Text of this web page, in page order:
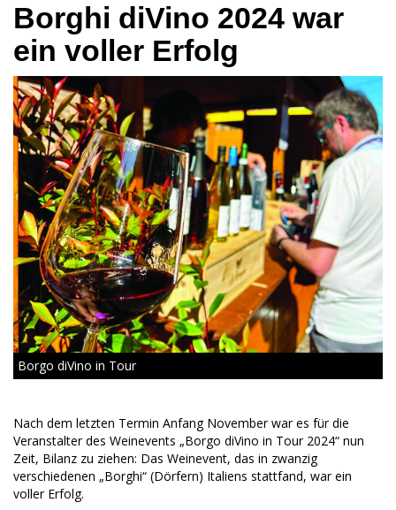
Borghi diVino 2024 war
ein voller Erfolg
Borgo diVino in Tour
Nach dem letzten Termin Anfang November war es für die
Veranstalter des Weinevents „Borgo diVino in Tour 2024“ nun
Zeit, Bilanz zu ziehen: Das Weinevent, das in zwanzig
verschiedenen „Borghi“ (Dörfern) Italiens stattfand, war ein
voller Erfolg.